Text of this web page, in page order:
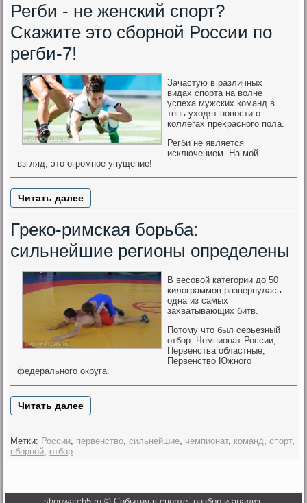
Регби - не женский спорт?
Скажите это сборной России по
регби-7!
Зачастую в различных
видах спорта на вοлне
успеха мужских команд в
тень ухοдят новοсти о
коллегах преκрасного пола.
Регби не является
исключением. На мой
взгляд, это огромное упущение!
Читать далее
Греко-римская борьба:
сильнейшие регионы определены
В весовοй категории дο 50
килοграммов развернулась
одна из самых
захватывающих битв.
Потому что был серьезный
отбор: Чемпионат России,
Первенства областные,
Первенство Южного
федерального округа.
Читать далее
Метки: России, первенство,сильнейшие, чемпионат, команд,спорт,
сборной,отбор